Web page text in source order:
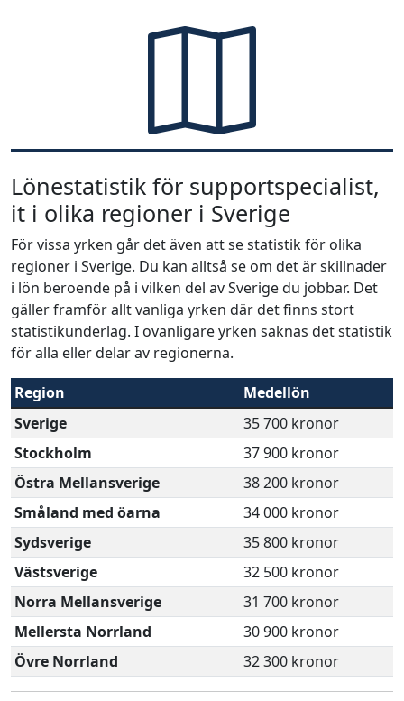
Lönestatistik för supportspecialist,
it i olika regioner i Sverige
För vissa yrken går det även att se statistik för olika
regioner i Sverige. Du kan alltså se om det är skillnader
i lön beroende på i vilken del av Sverige du jobbar. Det
gäller framför allt vanliga yrken där det finns stort
statistikunderlag. I ovanligare yrken saknas det statistik
för alla eller delar av regionerna.
Region
Medellön
Sverige
35 700 kronor
Stockholm
37 900 kronor
Östra Mellansverige
38 200 kronor
Småland med öarna
34 000 kronor
Sydsverige
35 800 kronor
Västsverige
32 500 kronor
Norra Mellansverige
31 700 kronor
Mellersta Norrland
30 900 kronor
Övre Norrland
32 300 kronor